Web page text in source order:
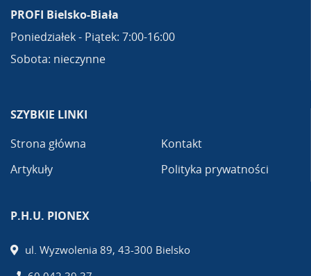
PROFI Bielsko-Biała
Poniedziałek - Piątek: 7:00-16:00
Sobota: nieczynne
SZYBKIE LINKI
Strona główna
Artykuły
Kontakt
Polityka prywatności
P.H.U. PIONEX
ul. Wyzwolenia 89, 43-300 Bielsko